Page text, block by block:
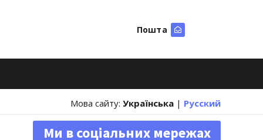
Пошта
Мова сайту: Українська | Русский
Ми в соціальних мережах